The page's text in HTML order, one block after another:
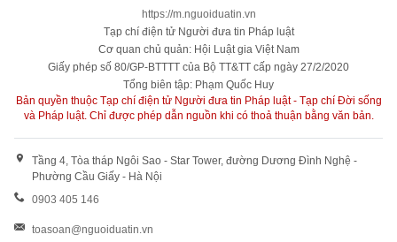
https://m.nguoiduatin.vn
Tạp chí điện tử Người đưa tin Pháp luật
Cơ quan chủ quản: Hội Luật gia Việt Nam
Giấy phép số 80/GP-BTTTT của Bộ TT&TT cấp ngày 27/2/2020
Tổng biên tập: Phạm Quốc Huy
Bản quyền thuộc Tạp chí điện tử Người đưa tin Pháp luật - Tạp chí Đời sống
và Pháp luật. Chỉ được phép dẫn nguồn khi có thoả thuận bằng văn bản.
Tầng 4, Tòa tháp Ngôi Sao - Star Tower, đường Dương Đình Nghệ -
Phường Cầu Giấy - Hà Nội
0903 405 146
toasoan@nguoiduatin.vn